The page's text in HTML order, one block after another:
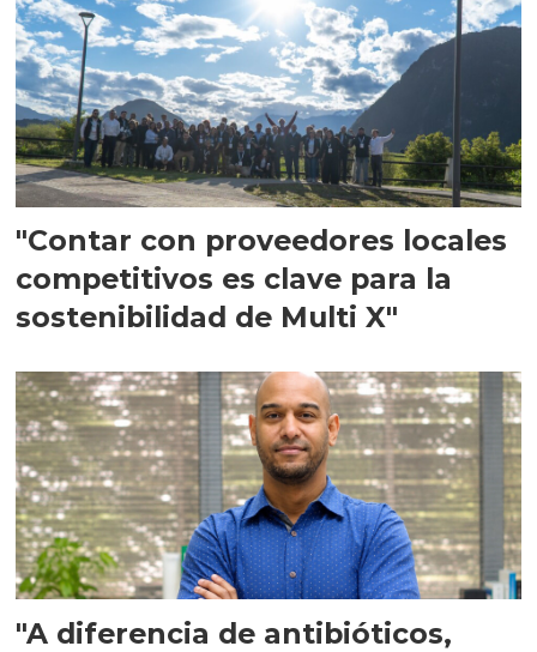
"Contar con proveedores locales
competitivos es clave para la
sostenibilidad de Multi X"
"A diferencia de antibióticos,